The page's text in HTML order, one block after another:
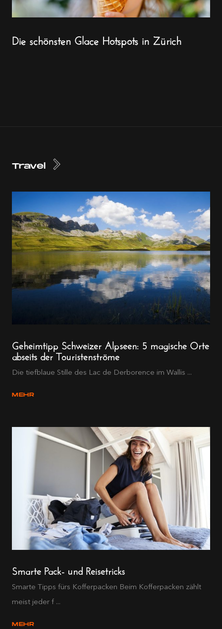
Die schönsten Glace Hotspots in Zürich
Travel
Geheimtipp Schweizer Alpseen: 5 magische Orte
abseits der Touristenströme
Die tiefblaue Stille des Lac de Derborence im Wallis ...
MEHR
Smarte Pack- und Reisetricks
Smarte Tipps fürs Kofferpacken Beim Kofferpacken zählt
meist jeder f ...
MEHR